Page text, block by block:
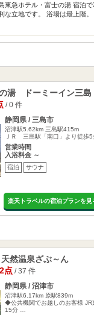
東急ホテル・富士の湯 宿泊
な立地です。 浴場は最上階
湯 ドーミーイン三島
/ 0 件
静岡県 / 三島市
沼津駅5.62km 三島駅415m
ＪＲ 三島駅「南口」より徒歩5
営業時間
入浴料金 ～
宿泊 サウナ
楽天トラベルの宿泊プランを見
然温泉ざぶ～ん
点/ 37 件
静岡県 / 沼津市
沼津駅6.17km 原駅839m
◆公共機関でお越しのお客様 JR
15分 …